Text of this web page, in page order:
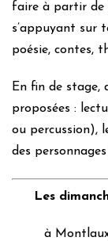
faire à partir de
s’appuyant sur
poésie, contes,
En fin de stage,
proposées :
ou percussion),
des
Les
à